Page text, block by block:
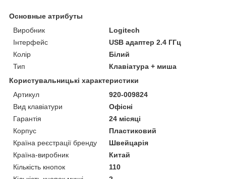
Основные атрибуты
Виробник
Logitech
Інтерфейс
USB адаптер 2.4 ГГц
Колір
Білий
Тип
Клавіатура + миша
Користувальницькі характеристики
Артикул
920-009824
Вид клавіатури
Офісні
Гарантія
24 місяці
Корпус
Пластиковий
Країна реєстрації бренду
Швейцарія
Країна-виробник
Китай
Кількість кнопок
110